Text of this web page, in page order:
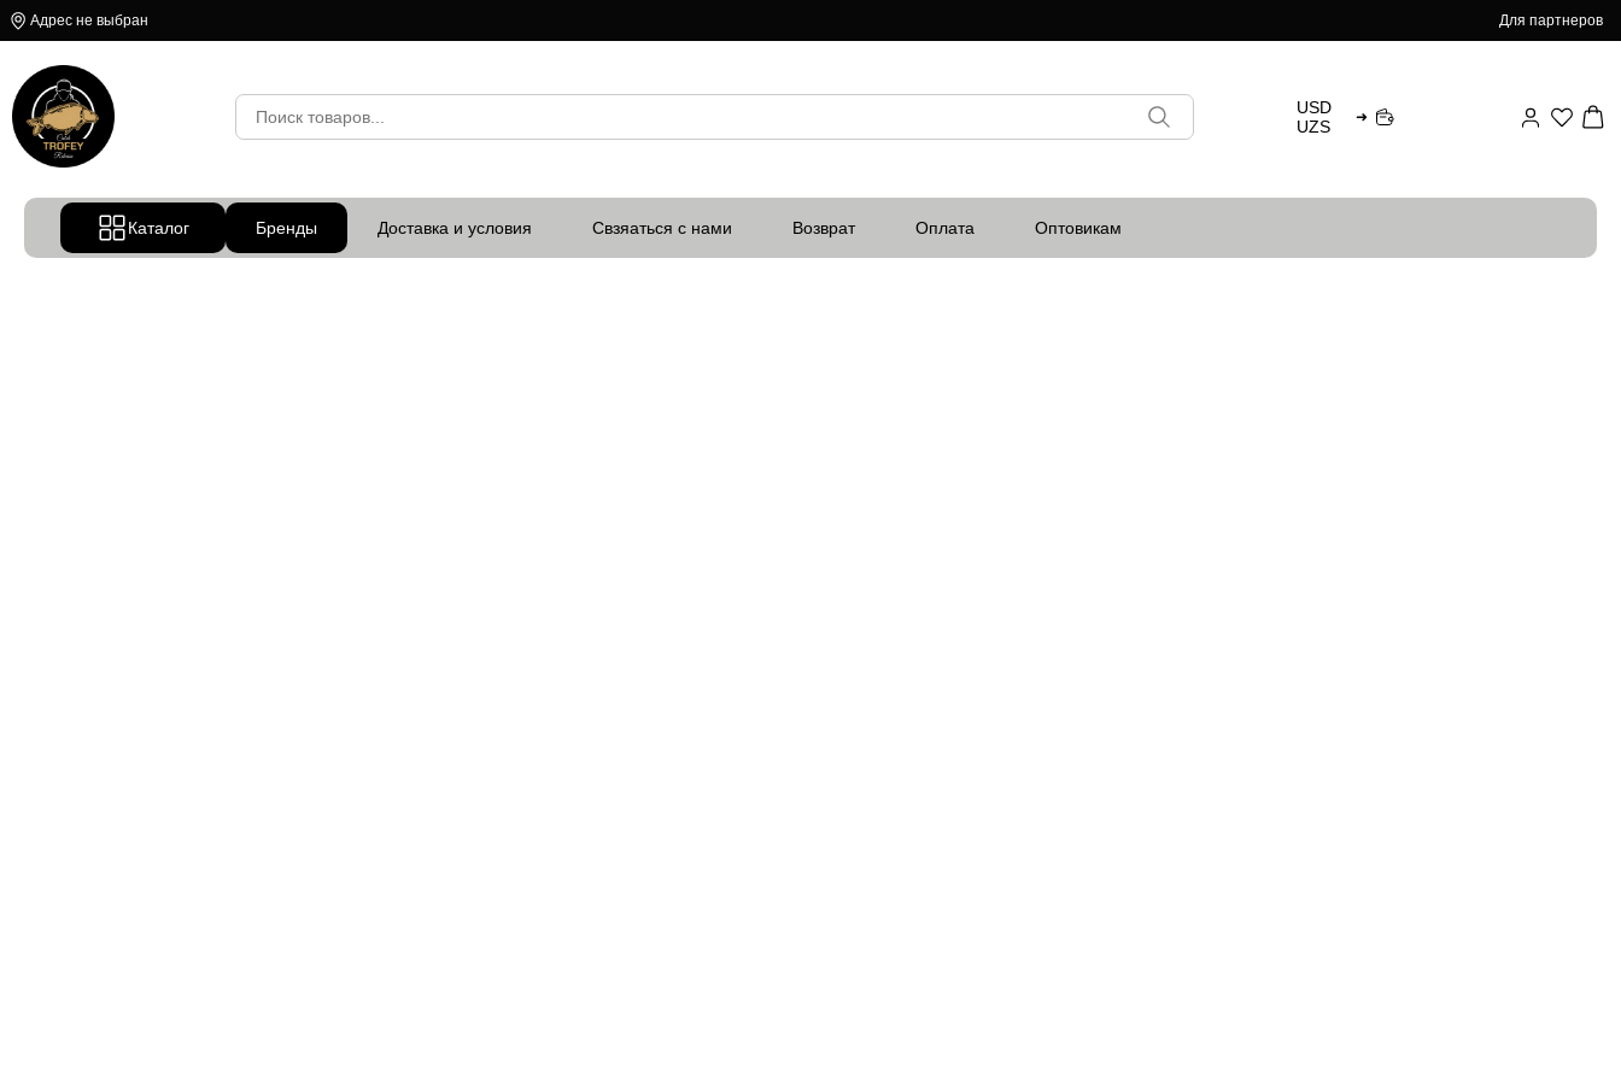
Адрес не выбран Для партнеров
USD
UZS
➜
Каталог Бренды Доставка и условия Свзяаться с нами Возврат Оплата Оптовикам